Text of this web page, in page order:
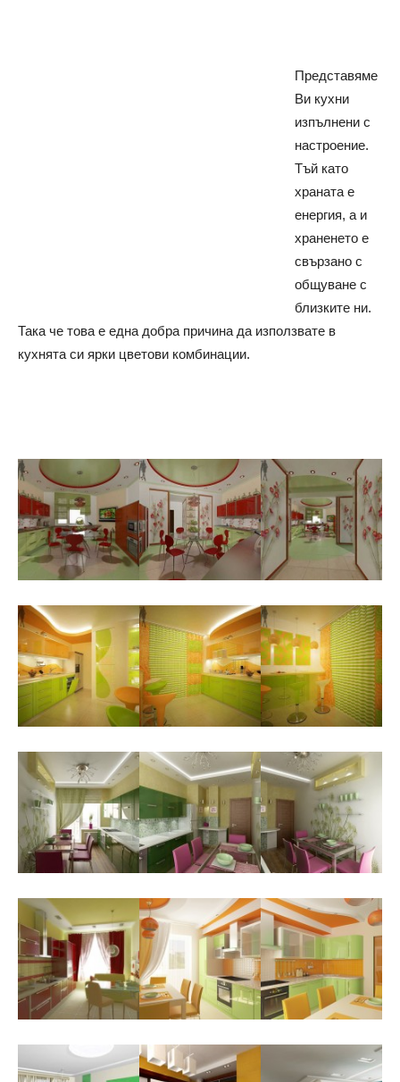
Представяме
Ви кухни
изпълнени с
настроение.
Тъй като
храната е
енергия, а и
храненето е
свързано с
общуване с
близките ни.
Така че това е една добра причина да използвате в
кухнята си ярки цветови комбинации.